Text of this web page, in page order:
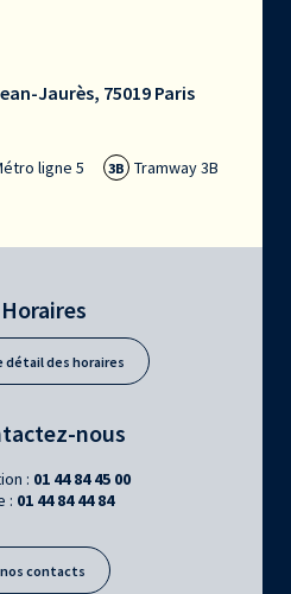
Jaurès, 75019 Paris
ligne 5 3B Tramway 3B
Horaires
détail des horaires
nous
: 01 44 84 45 00
: 01 44 84 44 84
contacts